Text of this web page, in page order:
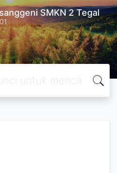
SMKN 2 Tegal